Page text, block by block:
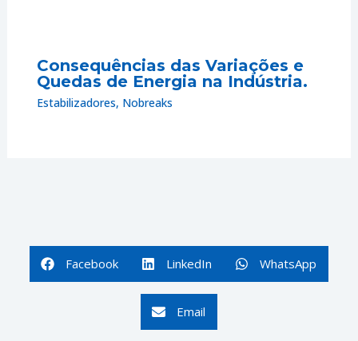
Consequências das Variações e
Quedas de Energia na Indústria.
Estabilizadores, Nobreaks
Facebook LinkedIn WhatsApp
Email